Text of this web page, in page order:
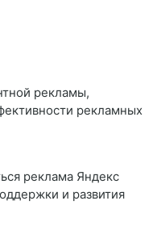
рекламы,
рекламных
реклама Яндекс
и развития